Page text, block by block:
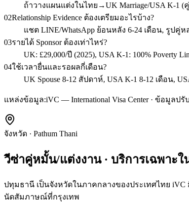
ถ้าวางแผนแต่งในไทย→UK Marriage/USA K-1
02Relationship Evidence ต้องเตรียมอะไรบ้าง?
แชต LINE/WhatsApp ย้อนหลัง 6-24 เดือน, รูปคู่
03รายได้ Sponsor ต้องเท่าไหร่?
UK: £29,000/ปี (2025), USA K-1: 100% Poverty
04ใช้เวลายื่นและรอผลกี่เดือน?
UK Spouse 8-12 สัปดาห์, USA K-1 8-12 เดือน,
แหล่งข้อมูล:iVC — International Visa Center · ข้อมูลปรั
จังหวัด · Pathum Thani
วีซ่าคู่หมั้น/แต่งงาน· บริการเฉพาะใ
ปทุมธานี เป็นจังหวัดในภาคกลางของประเทศไทย
นัดสัมภาษณ์ที่กรุงเทพ